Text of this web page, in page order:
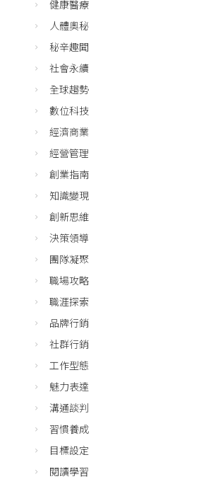
健康醫療
人體奧秘
秘辛趣聞
社會永續
全球趨勢
數位科技
經濟商業
經營管理
創業指南
知識變現
創新思維
決策領導
團隊凝聚
職場攻略
職涯探索
品牌行銷
社群行銷
工作型態
魅力表達
溝通談判
習慣養成
目標設定
閱讀學習